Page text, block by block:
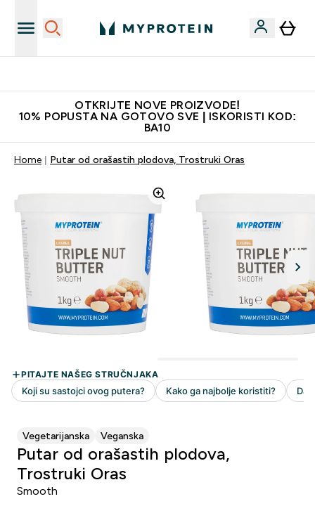
OTKRIJTE NOVE PROIZVODE!
10% POPUSTA NA GOTOVO SVE | ISKORISTI KOD:
BA10
Home Putar od orašastih plodova, Trostruki Oras
Vegetarijanska Veganska
Putar od orašastih plodova,
Trostruki Oras
Smooth